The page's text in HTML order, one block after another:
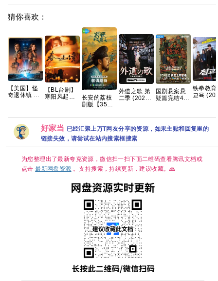
猜你喜欢：
【美国】怪
奇退休镇 第
自治镇 夸克
【BL台剧】
寒阳风起春
同性 刘竞屿
熊艺文 国语
中字 已更最
新 夸克
长安的荔枝
剧版【35集
HDR】 【雷
佳音、岳云
鹏｜悬疑/传
奇】夸克
外道之歌 第
二季 (2026)
又名: 外道の
歌 2 夸克
国剧悬案悬
疑篇完结4K
集上线 王传
君江奇霖杨
烁主演
铁拳教育
교육
8GB】
好家当 已经汇聚上万T网友分享的资源，如果主贴和回复里的
链接失效，请尝试在站内搜索框搜索
为您整理出了最新夸克资源，微信扫一扫下面二维码查看腾讯文档或
点击最新网盘资源 。支持搜索，持续更新，建议收藏。🙏